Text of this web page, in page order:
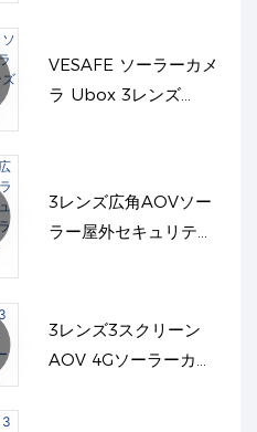
VESAFE ソーラーカメ
ラ Ubox 3レンズ
3レンズ広角AOVソー
ラー屋外セキュリティ
3レンズ3スクリーン
AOV 4Gソーラーカメ